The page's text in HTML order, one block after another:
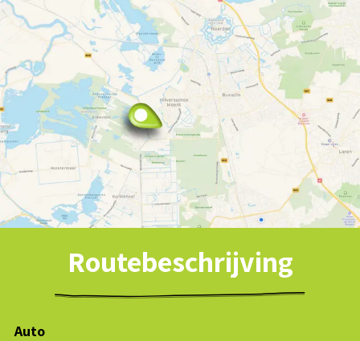
Routebeschrijving
Auto